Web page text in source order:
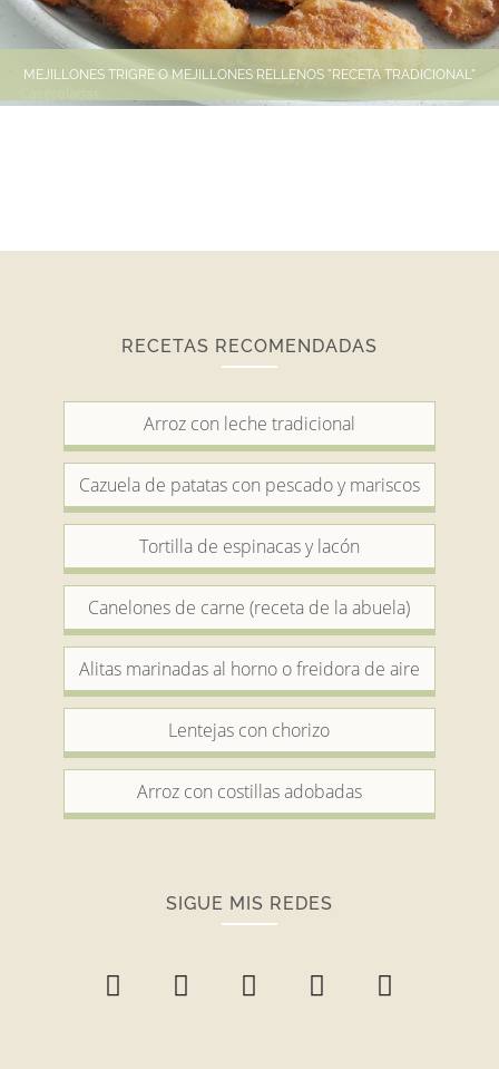
MEJILLONES TRIGRE O MEJILLONES RELLENOS "RECETA TRADICIONAL"
RECETAS RECOMENDADAS
Arroz con leche tradicional
Cazuela de patatas con pescado y mariscos
Tortilla de espinacas y lacón
Canelones de carne (receta de la abuela)
Alitas marinadas al horno o freidora de aire
Lentejas con chorizo
Arroz con costillas adobadas
SIGUE MIS REDES